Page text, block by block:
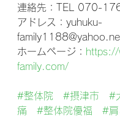
連絡先：TEL 070-
アドレス：yuhuku-
ホームページ： https://
family.com/
#整体院 #摂津市 #
痛
#整体院優福 #肩